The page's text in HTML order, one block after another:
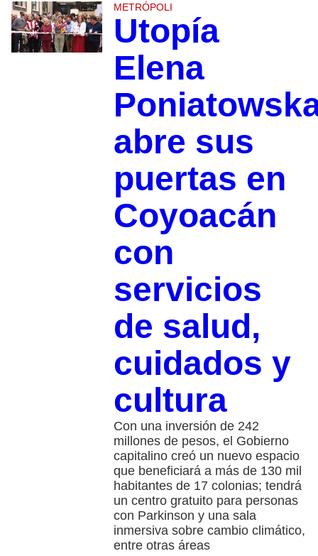
METRÓPOLI
Utopía
Elena
abre sus
puertas en
Coyoacán
con
servicios
de salud,
cuidados y
cultura
Con una inversión de 242
millones de pesos, el Gobierno
capitalino creó un nuevo espacio
que beneficiará a más de 130 mil
habitantes de 17 colonias; tendrá
un centro gratuito para personas
con Parkinson y una sala
inmersiva sobre cambio climático,
entre otras áreas